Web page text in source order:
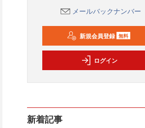
メールバックナンバー
新規会員登録 無料
ログイン
新着記事